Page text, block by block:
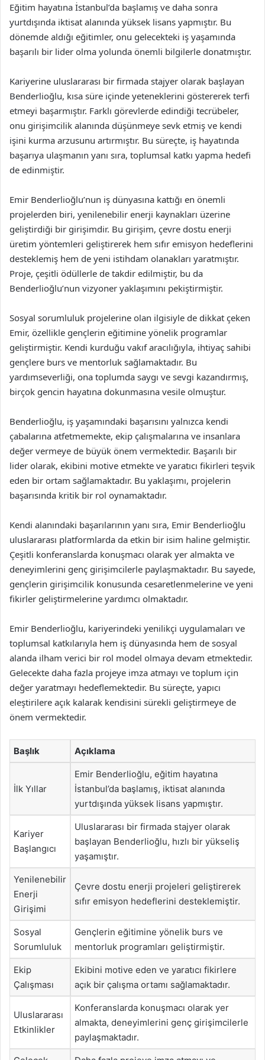
Eğitim hayatına İstanbul’da başlamış ve daha sonra
yurtdışında iktisat alanında yüksek lisans yapmıştır. Bu
dönemde aldığı eğitimler, onu gelecekteki iş yaşamında
başarılı bir lider olma yolunda önemli bilgilerle donatmıştır.
Kariyerine uluslararası bir firmada stajyer olarak başlayan
Benderlioğlu, kısa süre içinde yeteneklerini göstererek terfi
etmeyi başarmıştır. Farklı görevlerde edindiği tecrübeler,
onu girişimcilik alanında düşünmeye sevk etmiş ve kendi
işini kurma arzusunu artırmıştır. Bu süreçte, iş hayatında
başarıya ulaşmanın yanı sıra, toplumsal katkı yapma hedefi
de edinmiştir.
Emir Benderlioğlu’nun iş dünyasına kattığı en önemli
projelerden biri, yenilenebilir enerji kaynakları üzerine
geliştirdiği bir girişimdir. Bu girişim, çevre dostu enerji
üretim yöntemleri geliştirerek hem sıfır emisyon hedeflerini
desteklemiş hem de yeni istihdam olanakları yaratmıştır.
Proje, çeşitli ödüllerle de takdir edilmiştir, bu da
Benderlioğlu’nun vizyoner yaklaşımını pekiştirmiştir.
Sosyal sorumluluk projelerine olan ilgisiyle de dikkat çeken
Emir, özellikle gençlerin eğitimine yönelik programlar
geliştirmiştir. Kendi kurduğu vakıf aracılığıyla, ihtiyaç sahibi
gençlere burs ve mentorluk sağlamaktadır. Bu
yardımseverliği, ona toplumda saygı ve sevgi kazandırmış,
birçok gencin hayatına dokunmasına vesile olmuştur.
Benderlioğlu, iş yaşamındaki başarısını yalnızca kendi
çabalarına atfetmemekte, ekip çalışmalarına ve insanlara
değer vermeye de büyük önem vermektedir. Başarılı bir
lider olarak, ekibini motive etmekte ve yaratıcı fikirleri teşvik
eden bir ortam sağlamaktadır. Bu yaklaşımı, projelerin
başarısında kritik bir rol oynamaktadır.
Kendi alanındaki başarılarının yanı sıra, Emir Benderlioğlu
uluslararası platformlarda da etkin bir isim haline gelmiştir.
Çeşitli konferanslarda konuşmacı olarak yer almakta ve
deneyimlerini genç girişimcilerle paylaşmaktadır. Bu sayede,
gençlerin girişimcilik konusunda cesaretlenmelerine ve yeni
fikirler geliştirmelerine yardımcı olmaktadır.
Emir Benderlioğlu, kariyerindeki yenilikçi uygulamaları ve
toplumsal katkılarıyla hem iş dünyasında hem de sosyal
alanda ilham verici bir rol model olmaya devam etmektedir.
Gelecekte daha fazla projeye imza atmayı ve toplum için
değer yaratmayı hedeflemektedir. Bu süreçte, yapıcı
eleştirilere açık kalarak kendisini sürekli geliştirmeye de
önem vermektedir.
Başlık Açıklama
İlk Yıllar
Emir Benderlioğlu, eğitim hayatına
İstanbul’da başlamış, iktisat alanında
yurtdışında yüksek lisans yapmıştır.
Kariyer
Başlangıcı
Uluslararası bir firmada stajyer olarak
başlayan Benderlioğlu, hızlı bir yükseliş
yaşamıştır.
Yenilenebilir
Enerji
Girişimi
Çevre dostu enerji projeleri geliştirerek
sıfır emisyon hedeflerini desteklemiştir.
Sosyal
Sorumluluk
Gençlerin eğitimine yönelik burs ve
mentorluk programları geliştirmiştir.
Ekip
Çalışması
Ekibini motive eden ve yaratıcı fikirlere
açık bir çalışma ortamı sağlamaktadır.
Uluslararası
Etkinlikler
Konferanslarda konuşmacı olarak yer
almakta, deneyimlerini genç girişimcilerle
paylaşmaktadır.